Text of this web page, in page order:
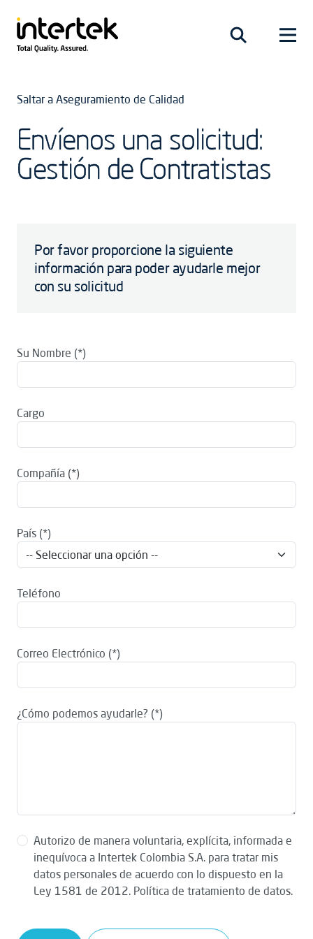
Saltar a Aseguramiento de Calidad
Envíenos una solicitud:
Gestión de Contratistas
Por favor proporcione la siguiente
información para poder ayudarle mejor
con su solicitud
Su Nombre
Cargo
Compañía
País
Teléfono
Correo Electrónico
¿Cómo podemos ayudarle?
Autorizo de manera voluntaria, explícita, informada e
inequívoca a Intertek Colombia S.A. para tratar mis
datos personales de acuerdo con lo dispuesto en la
Ley 1581 de 2012. Política de tratamiento de datos.